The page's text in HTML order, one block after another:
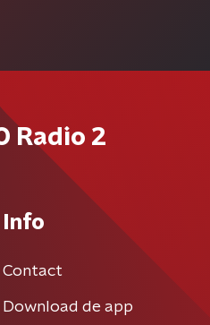
Radio 2
Info
Contact
Download de app